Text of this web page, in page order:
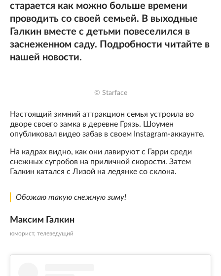
старается как можно больше времени
проводить со своей семьей. В выходные
Галкин вместе с детьми повеселился в
заснеженном саду. Подробности читайте в
нашей новости.
© Starface
Настоящий зимний аттракцион семья устроила во
дворе своего замка в деревне Грязь. Шоумен
опубликовал видео забав в своем Instagram-аккаунте.
На кадрах видно, как они лавируют с Гарри среди
снежных сугробов на приличной скорости. Затем
Галкин катался с Лизой на ледянке со склона.
Обожаю такую снежную зиму!
Максим Галкин
юморист, телеведущий